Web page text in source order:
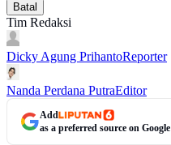
Batal
Tim Redaksi
Dicky Agung PrihantoReporter
Nanda Perdana PutraEditor
Add
as a preferred source on Google